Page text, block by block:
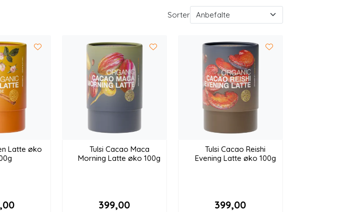
Sorter
Latte øko
Tulsi Cacao Maca
Morning Latte øko 100g
399,00
Tulsi Cacao Reishi
Evening Latte øko 100g
399,00